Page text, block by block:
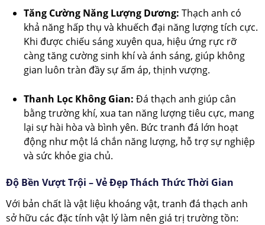
Tăng Cường Năng Lượng Dương: Thạch anh có
khả năng hấp thụ và khuếch đại năng lượng tích cực.
Khi được chiếu sáng xuyên qua, hiệu ứng rực rỡ
càng tăng cường sinh khí và ánh sáng, giúp không
gian luôn tràn đầy sự ấm áp, thịnh vượng.
Thanh Lọc Không Gian: Đá thạch anh giúp cân
bằng trường khí, xua tan năng lượng tiêu cực, mang
lại sự hài hòa và bình yên. Bức tranh đá lớn hoạt
động như một lá chắn năng lượng, hỗ trợ sự nghiệp
và sức khỏe gia chủ.
Độ Bền Vượt Trội – Vẻ Đẹp Thách Thức Thời Gian
Với bản chất là vật liệu khoáng vật, tranh đá thạch anh
sở hữu các đặc tính vật lý làm nên giá trị trường tồn: